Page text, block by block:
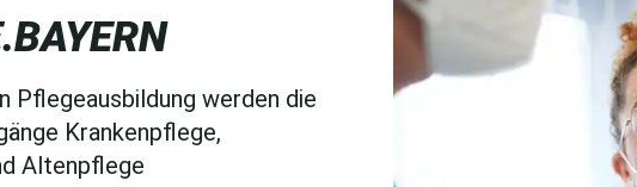
Pflegeausbildung werden die
Krankenpflege,
Altenpflege